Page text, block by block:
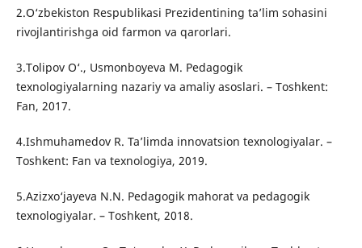
2.O‘zbekiston Respublikasi Prezidentining ta’lim sohasini
rivojlantirishga oid farmon va qarorlari.
3.Tolipov O‘., Usmonboyeva M. Pedagogik
texnologiyalarning nazariy va amaliy asoslari. – Toshkent:
Fan, 2017.
4.Ishmuhamedov R. Ta’limda innovatsion texnologiyalar. –
Toshkent: Fan va texnologiya, 2019.
5.Azizxo‘jayeva N.N. Pedagogik mahorat va pedagogik
texnologiyalar. – Toshkent, 2018.